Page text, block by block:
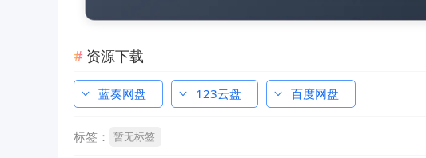
资源下载
蓝奏网盘 123云盘 百度网盘
标签： 暂无标签